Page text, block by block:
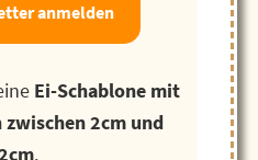
anmelden
Ei-Schablone mit
2cm und
.